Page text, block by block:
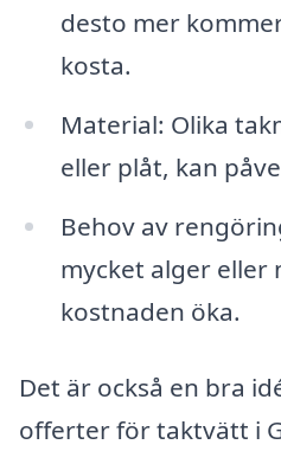
desto mer
kosta.
Material: Olika
eller plåt, kan
Behov av
mycket alger eller
kostnaden öka.
Det är också en bra
offerter för taktvätt i